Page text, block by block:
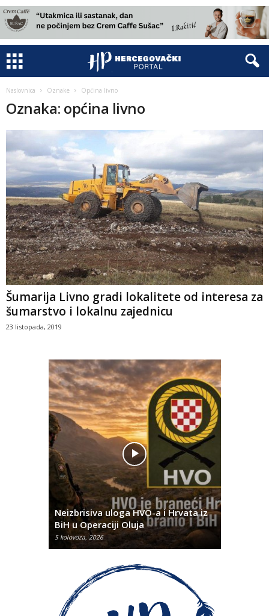
Naslovnica Oznake Općina livno
Oznaka: općina livno
Šumarija Livno gradi lokalitete od interesa za
šumarstvo i lokalnu zajednicu
23 listopada, 2019
Neizbrisiva uloga HVO-a i Hrvata iz
BiH u Operaciji Oluja
5 kolovoza, 2026